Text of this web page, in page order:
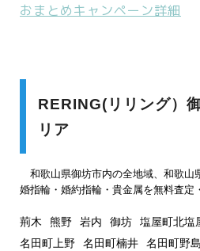
おまとめキャンペーン詳細
RERING(リリング）
リア
和歌山県御坊市内の全地域、和歌山
婚指輪・婚約指輪・貴金属を無料査定
荊木 熊野 岩内 御坊 塩屋町北塩
名田町上野
名田町楠井 名田町野島